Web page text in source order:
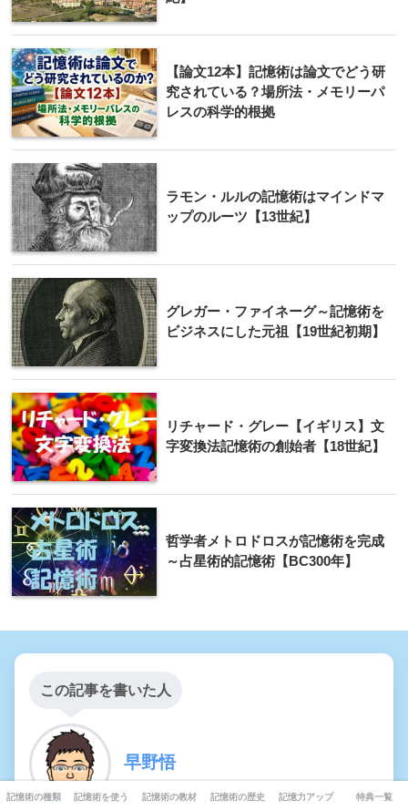
【論文12本】記憶術は論文でどう研
究されている？場所法・メモリーパ
レスの科学的根拠
ラモン・ルルの記憶術はマインドマ
ップのルーツ【13世紀】
グレガー・ファイネーグ～記憶術を
ビジネスにした元祖【19世紀初期】
リチャード・グレー【イギリス】文
字変換法記憶術の創始者【18世紀】
哲学者メトロドロスが記憶術を完成
～占星術的記憶術【BC300年】
この記事を書いた人
早野悟
記憶術の種類 記憶術を使う 記憶術の教材 記憶術の歴史 記憶力アップ 特典一覧